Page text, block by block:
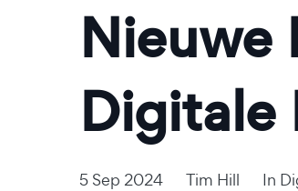
Nieuwe
Digitale
5 Sep 2024 Tim Hill In